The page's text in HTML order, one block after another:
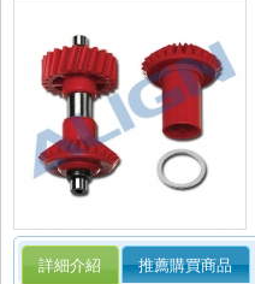
詳細介紹 推薦購買商品